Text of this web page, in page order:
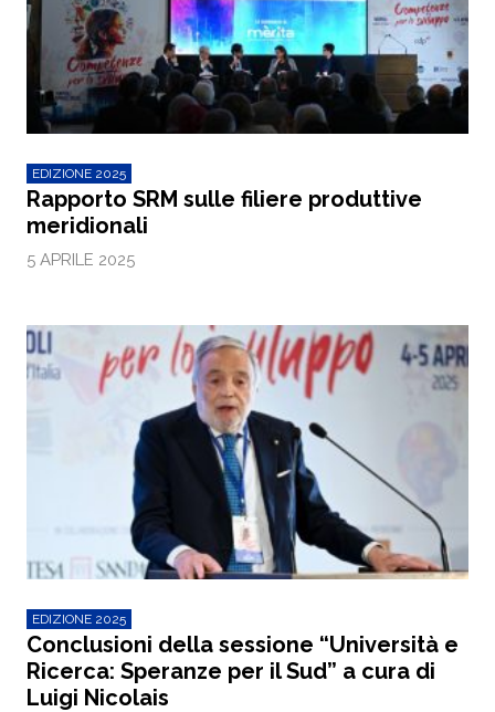
EDIZIONE 2025
Rapporto SRM sulle filiere produttive
meridionali
5 APRILE 2025
EDIZIONE 2025
Conclusioni della sessione “Università e
Ricerca: Speranze per il Sud” a cura di
Luigi Nicolais